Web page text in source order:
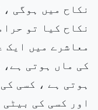
نکاح میں ہوگی
نکاح کیا تو
معاشرے میں ایک
کی ماں ہوتی
ہوتی ہے ، کسی
اور کسی کی